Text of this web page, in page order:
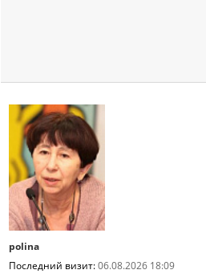
polina
Последний визит:06.08.2026 18:09